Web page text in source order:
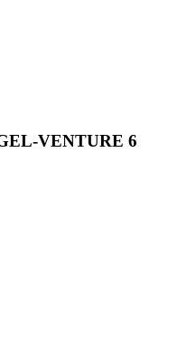
VENTURE 6